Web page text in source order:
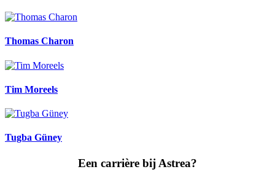
Thomas Charon
Tim Moreels
Tugba Güney
Een carrière bij Astrea?